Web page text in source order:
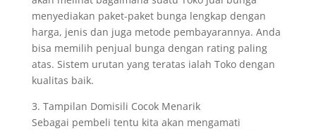
menyediakan paket-paket bunga lengkap dengan
harga, jenis dan juga metode pembayarannya. Anda
bisa memilih penjual bunga dengan rating paling
atas. Sistem urutan yang teratas ialah Toko dengan
kualitas baik.
3. Tampilan Domisili Cocok Menarik
Sebagai pembeli tentu kita akan mengamati